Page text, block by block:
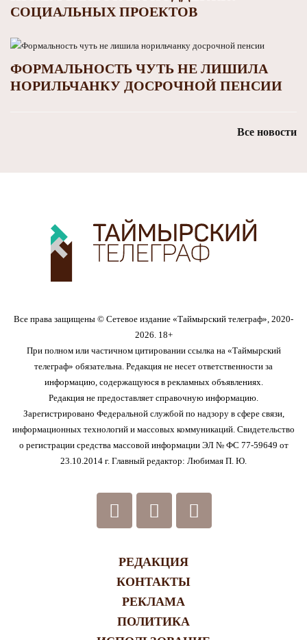
СОЦИАЛЬНЫХ ПРОЕКТОВ
ФОРМАЛЬНОСТЬ ЧУТЬ НЕ ЛИШИЛА
НОРИЛЬЧАНКУ ДОСРОЧНОЙ ПЕНСИИ
Все новости
Все права защищены © Сетевое издание «Таймырский телеграф», 2020-
2026. 18+
При полном или частичном цитировании ссылка на «Таймырский
телеграф» обязательна. Редакция не несет ответственности за
информацию, содержащуюся в рекламных объявлениях.
Редакция не предоставляет справочную информацию.
Зарегистрировано Федеральной службой по надзору в сфере связи,
информационных технологий и массовых коммуникаций. Свидетельство
о регистрации средства массовой информации ЭЛ № ФС 77-59649 от
23.10.2014 г. Главный редактор: Любимая П. Ю.
РЕДАКЦИЯ
КОНТАКТЫ
РЕКЛАМА
ПОЛИТИКА